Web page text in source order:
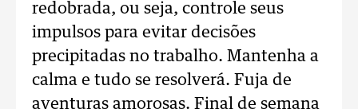
redobrada, ou seja, controle seus
impulsos para evitar decisões
precipitadas no trabalho. Mantenha a
calma e tudo se resolverá. Fuja de
aventuras amorosas. Final de semana